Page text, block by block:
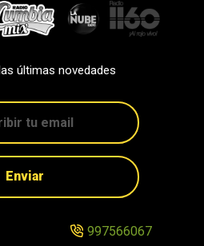
últimas novedades
Enviar
997566067